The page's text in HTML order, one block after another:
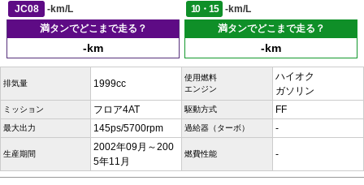
JC08
-km/L 10・15
-km/L
満タンでどこまで走る？
-km
満タンでどこまで走る？
-km
排気量 1999cc
使用燃料
エンジン
ハイオク
ガソリン
ミッション フロア4AT 駆動方式 FF
最大出力 145ps/5700rpm 過給器（ターボ） -
生産期間
2002年09月～200
5年11月
燃費性能 -